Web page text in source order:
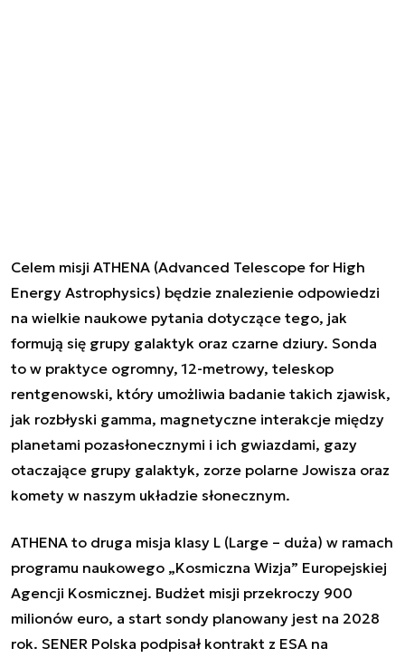
Celem misji ATHENA (Advanced Telescope for High
Energy Astrophysics) będzie znalezienie odpowiedzi
na wielkie naukowe pytania dotyczące tego, jak
formują się grupy galaktyk oraz czarne dziury. Sonda
to w praktyce ogromny, 12-metrowy, teleskop
rentgenowski, który umożliwia badanie takich zjawisk,
jak rozbłyski gamma, magnetyczne interakcje między
planetami pozasłonecznymi i ich gwiazdami, gazy
otaczające grupy galaktyk, zorze polarne Jowisza oraz
komety w naszym układzie słonecznym.
ATHENA to druga misja klasy L (Large – duża) w ramach
programu naukowego „Kosmiczna Wizja” Europejskiej
Agencji Kosmicznej. Budżet misji przekroczy 900
milionów euro, a start sondy planowany jest na 2028
rok. SENER Polska podpisał kontrakt z ESA na